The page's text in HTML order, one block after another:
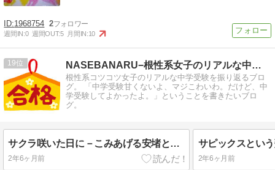
1968754 2
週間IN:0 週間OUT:5 月間IN:10
19 NASEBANARU−根性系女子のリアルな中学受験ブログ−
根性系コツコツ女子のリアルな中学受験を振り返るブロ
グ。 「中学受験甘くないよ、マジこわいわ。だけど、中
学受験してよかったよ。」ということを書きたいブロ
グ。
サクラ咲いた日に－こみあげる安堵とサピへの思い－
2年6ヶ月前 2年6ヶ月前